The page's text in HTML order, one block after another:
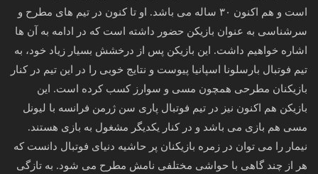
است و هم اکنون ۳۰ ساله می‌ باشد. او تا کنون در تیم های مطرح و
سرشناسی به عنوان بازیکن حضور داشته است که در ادامه به آن ها
اشاره خواهیم داشت. این بازیکن پس از درخشش بسیار زیاد خود، به
تیم فوتبال بارسلونا اسپانیا پیوست و نتایج خوبی را در این تیم در کنار
بازیکنان مطرحی همچون مسی و سوارز کسب کرده است. این
بازیکن هم اکنون نیز در تیم فوتبال پاری سن ژرمن فرانسه با لیونل
مسی هم بازی می باشد و در کنار یکدیگر مشغول به بازی هستند.
نیمار را می توان در زمره بازیکنان پر حاشیه دنیای فوتبال دانست که
هر از چند گاهی با حواشی مختلفی نامش مطرح می شود. به تازگی